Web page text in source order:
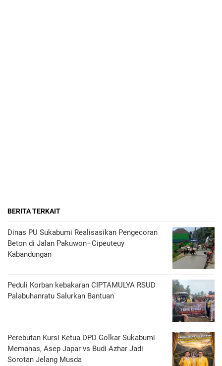
BERITA TERKAIT
Dinas PU Sukabumi Realisasikan Pengecoran
Beton di Jalan Pakuwon–Cipeuteuy
Kabandungan
Peduli Korban kebakaran CIPTAMULYA RSUD
Palabuhanratu Salurkan Bantuan
Perebutan Kursi Ketua DPD Golkar Sukabumi
Memanas, Asep Japar vs Budi Azhar Jadi
Sorotan Jelang Musda